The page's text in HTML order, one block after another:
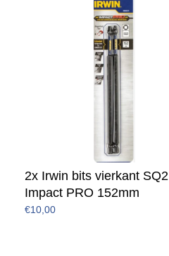
2x Irwin bits vierkant SQ2
Impact PRO 152mm
€10,00